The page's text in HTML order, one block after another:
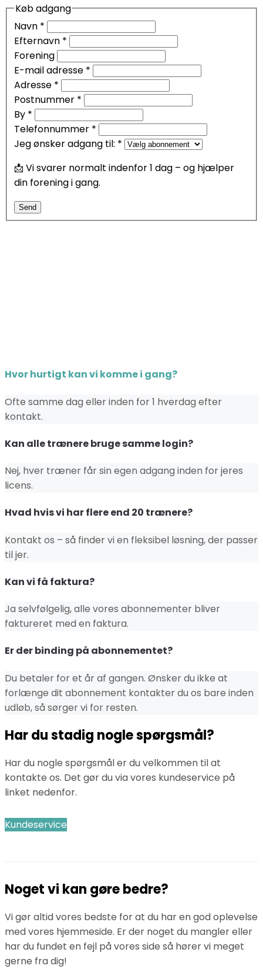
Køb adgang
Navn *
Efternavn *
Forening
E-mail adresse *
Adresse *
Postnummer *
By *
Telefonnummer *
Jeg ønsker adgang til: *
📩 Vi svarer normalt indenfor 1 dag – og hjælper
din forening i gang.
Send
Hvor hurtigt kan vi komme i gang?
Ofte samme dag eller inden for 1 hverdag efter
kontakt.
Kan alle trænere bruge samme login?
Nej, hver træner får sin egen adgang inden for jeres
licens.
Hvad hvis vi har flere end 20 trænere?
Kontakt os – så finder vi en fleksibel løsning, der passer
til jer.
Kan vi få faktura?
Ja selvfølgelig, alle vores abonnementer bliver
faktureret med en faktura.
Er der binding på abonnementet?
Du betaler for et år af gangen. Ønsker du ikke at
forlænge dit abonnement kontakter du os bare inden
udløb, så sørger vi for resten.
Har du stadig nogle spørgsmål?
Har du nogle spørgsmål er du velkommen til at
kontakte os. Det gør du via vores kundeservice på
linket nedenfor.
Kundeservice
Noget vi kan gøre bedre?
Vi gør altid vores bedste for at du har en god oplevelse
med vores hjemmeside. Er der noget du mangler eller
har du fundet en fejl på vores side så hører vi meget
gerne fra dig!